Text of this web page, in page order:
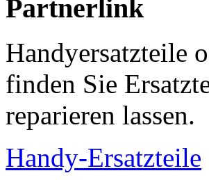
Partnerlink
Handyersatzteile
finden Sie
reparieren lassen.
Handy-Ersatzteile